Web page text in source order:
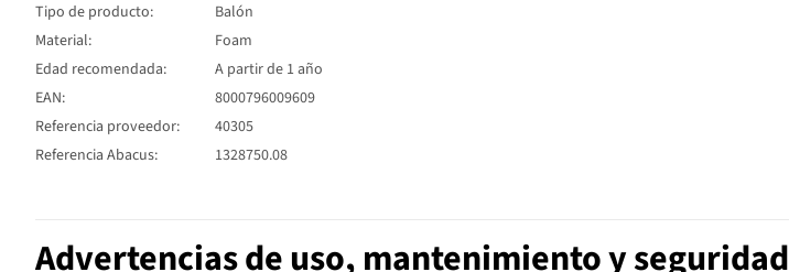
Tipo de producto:
Balón
Material:
Foam
Edad recomendada:
A partir de 1 año
EAN:
8000796009609
Referencia proveedor:
40305
Referencia Abacus:
1328750.08
Advertencias de uso, mantenimiento y seguridad